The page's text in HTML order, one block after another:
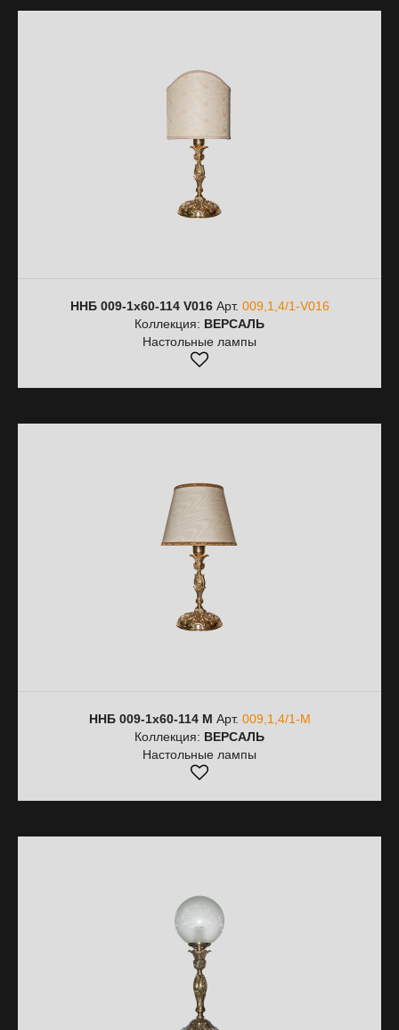
ННБ 009-1х60-114 V016Арт. 009,1,4/1-V016
Коллекция: ВЕРСАЛЬ
Настольные лампы
ННБ 009-1х60-114 M Арт. 009,1,4/1-M
Коллекция: ВЕРСАЛЬ
Настольные лампы